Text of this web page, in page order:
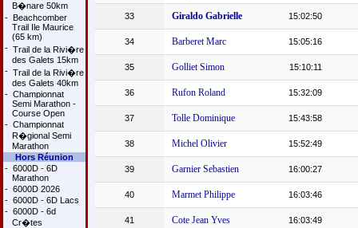
B�nare 50km
- Beachcomber
Trail Ile Maurice
(65 km)
- Trail de la Rivi�re
des Galets 15km
- Trail de la Rivi�re
des Galets 40km
- Championnat
Semi Marathon -
Course Open
- Championnat
R�gional Semi
Marathon
Hors Réunion
- 6000D - 6D
Marathon
- 6000D 2026
- 6000D - 6D Lacs
- 6000D - 6d
Cr�tes
33 Giraldo Gabrielle 15:02:50
34 Barberet Marc 15:05:16
35 Golliet Simon 15:10:11
36 Rufon Roland 15:32:09
37 Tolle Dominique 15:43:58
38 Michel Olivier 15:52:49
39 Garnier Sebastien 16:00:27
40 Marmet Philippe 16:03:46
41 Cote Jean Yves 16:03:49